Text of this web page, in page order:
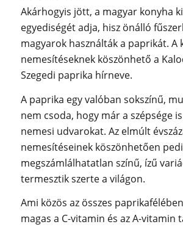
Akárhogyis jött, a magyar konyha
egyediségét adja, hisz önálló
magyarok használták a paprikát. A
nemesítéseknek köszönhető a
Szegedi paprika hírneve.
A paprika egy valóban sokszínű,
nem csoda, hogy már a szépsége
nemesi udvarokat. Az elmúlt
nemesítéseinek köszönhetően
megszámlálhatatlan színű, ízű
termesztik szerte a világon.
Ami közös az összes
magas a C-vitamin és az A-vitamin